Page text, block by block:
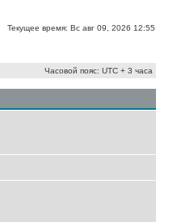
Текущее время: Вс авг 09, 2026 12:55
Часовой пояс: UTC + 3 часа